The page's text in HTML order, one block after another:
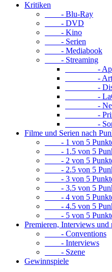
Kritiken
- Blu-Ray
- DVD
- Kino
- Serien
- Mediabook
- Streaming
-
-
-
-
-
- Prime
-
Filme und Serien nach
- 1 von 5
- 1.5 von 5
- 2 von 5
- 2.5 von 5
- 3 von 5
- 3.5 von 5
- 4 von 5
- 4.5 von 5
- 5 von 5
Premieren, Interviews und
- Conventions
- Interviews
- Szene
Gewinnspiele